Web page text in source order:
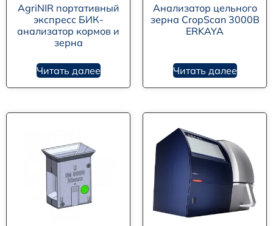
AgriNIR портативный
экспресс БИК-
анализатор кормов и
зерна
Читать далее
Анализатор цельного
зерна CropScan 3000B
ERKAYA
Читать далее